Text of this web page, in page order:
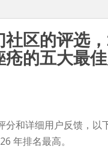
社区的评选
的五大最佳
分和详细用户反馈，以
年排名最高。